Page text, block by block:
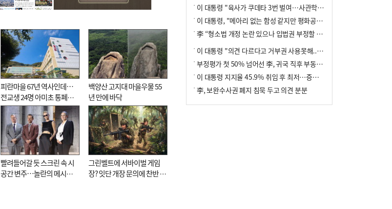
피란마을 67년 역사인데…
전교생 24명 아미초 통폐합
기로
백양산 고지대 마을우물 55
년 만에 바닥
빨려들어갈 듯 스크린 속 시
공간 변주…놀란의 메시지
그린벨트에 서바이벌 게임
장? 잇단 개장 문의에 찬반 논
이 대통령 "육사가 쿠데타 3번 벌여…사관학교 통합 신속히 추진"
이 대통령, "메아리 없는 함성 같지만 평화공존책 계속해야"
李 “형소법 개정 논란 있으나 입법권 부정할 만큼은 아냐”(종합)
이 대통령 "의견 다르다고 거부권 사용못해.. 입법권 부정할 상황이라 보기 어려워"
부정평가 첫 50% 넘어선 李, 귀국 직후 부동산·증시 점검(종합)
이 대통령 지지율 45.9% 취임 후 최저…증시 폭락·연임 개헌 논란 영향
李, 보완수사권 폐지 침묵 두고 의견 분분